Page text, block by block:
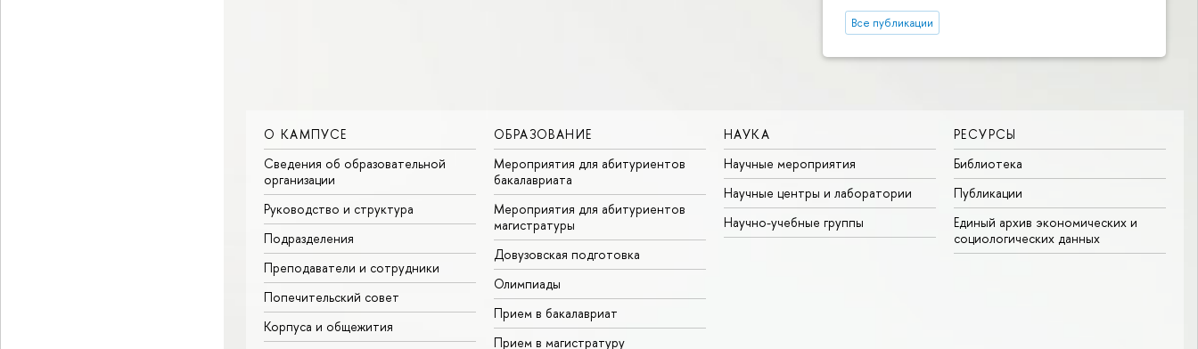
Все публикации
О КАМПУСЕ
Сведения об образовательной
организации
Руководство и структура
Подразделения
Преподаватели и сотрудники
Попечительский совет
Корпуса и общежития
ОБРАЗОВАНИЕ
Мероприятия для абитуриентов
бакалавриата
Мероприятия для абитуриентов
магистратуры
Довузовская подготовка
Олимпиады
Прием в бакалавриат
Прием в магистратуру
НАУКА
Научные мероприятия
Научные центры и лаборатории
Научно-учебные группы
РЕСУРСЫ
Библиотека
Публикации
Единый архив экономических и
социологических данных